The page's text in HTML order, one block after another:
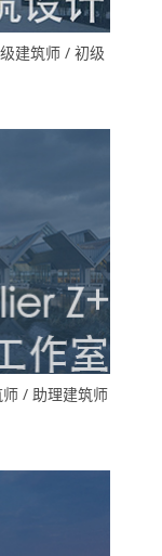
建筑师 / 初级
师 / 助理建筑师